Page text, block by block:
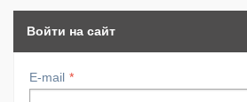
Войти на сайт
E-mail